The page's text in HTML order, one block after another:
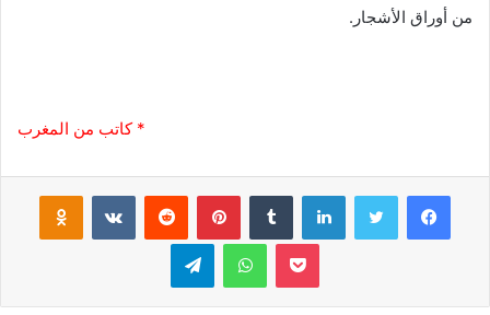
من أوراق الأشجار.
* كاتب من المغرب
فيسبوك لينكدإن بينتيريست
بوكيت واتساب تيلقرام